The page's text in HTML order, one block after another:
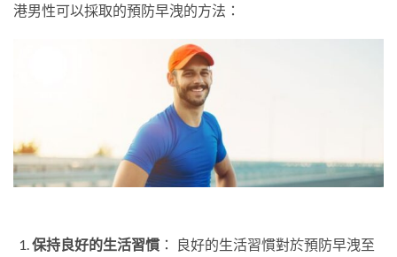
港男性可以採取的預防早洩的方法：
保持良好的生活習慣： 良好的生活習慣對於預防早洩至